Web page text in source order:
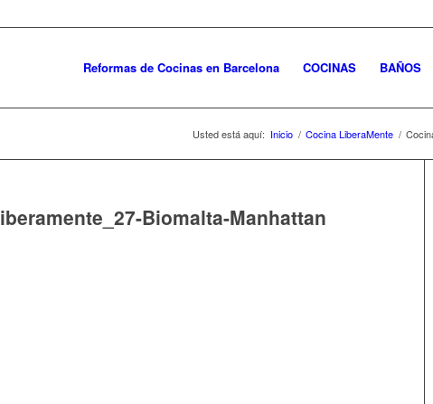
Reformas de Cocinas en Barcelona COCINAS BAÑOS
Usted está aquí: Inicio / Cocina LiberaMente /
Biomalta-Manhattan